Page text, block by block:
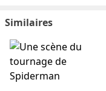
Similaires